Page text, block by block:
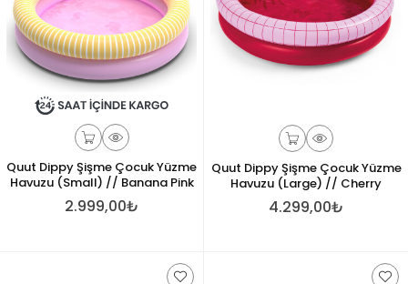
Quut Dippy Şişme Çocuk Yüzme
Havuzu (Small) // Banana Pink
2.999,00₺
Quut Dippy Şişme Çocuk Yüzme
Havuzu (Large) // Cherry
4.299,00₺